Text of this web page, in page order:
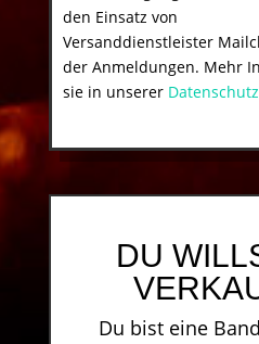
den Einsatz von
Versanddienstleister
der Anmeldungen. Mehr
sie in unserer
DU
Du bist eine